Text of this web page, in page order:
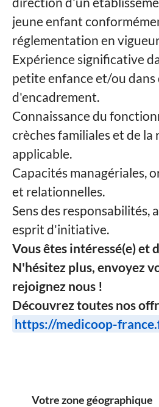
jeune enfant
réglementation en
Expérience significative
petite enfance et/ou
d'encadrement.
Connaissance du
crèches familiales et de
applicable.
Capacités managériales,
et relationnelles.
Sens des responsabilités,
esprit d'initiative.
Vous êtes intéressé(e) et
N'hésitez plus, envoyez
rejoignez nous !
Découvrez toutes nos
https://medicoop-
Votre zone géographique